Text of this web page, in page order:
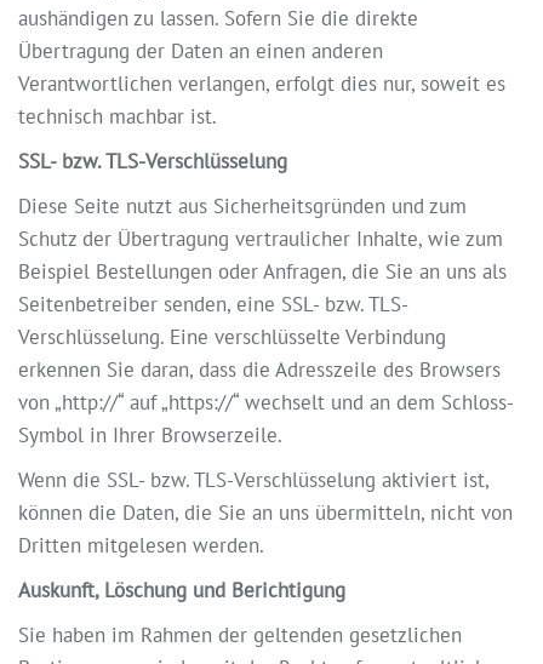
aushändigen zu lassen. Sofern Sie die direkte
Übertragung der Daten an einen anderen
Verantwortlichen verlangen, erfolgt dies nur, soweit es
technisch machbar ist.
SSL- bzw. TLS-Verschlüsselung
Diese Seite nutzt aus Sicherheitsgründen und zum
Schutz der Übertragung vertraulicher Inhalte, wie zum
Beispiel Bestellungen oder Anfragen, die Sie an uns als
Seitenbetreiber senden, eine SSL- bzw. TLS-
Verschlüsselung. Eine verschlüsselte Verbindung
erkennen Sie daran, dass die Adresszeile des Browsers
von „http://“ auf „https://“ wechselt und an dem Schloss-
Symbol in Ihrer Browserzeile.
Wenn die SSL- bzw. TLS-Verschlüsselung aktiviert ist,
können die Daten, die Sie an uns übermitteln, nicht von
Dritten mitgelesen werden.
Auskunft, Löschung und Berichtigung
Sie haben im Rahmen der geltenden gesetzlichen